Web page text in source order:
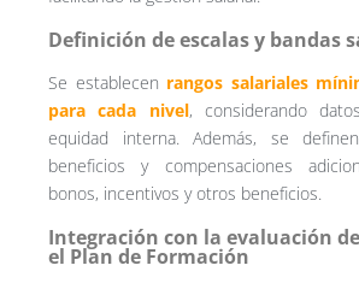
Definición de escalas y bandas
Se establecen rangos salariales
para cada nivel, considerando
equidad interna. Además, se
beneficios y compensaciones
bonos, incentivos y otros beneficios.
Integración con la evaluación
el Plan de Formación